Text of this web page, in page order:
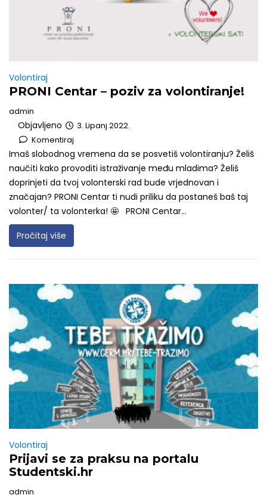
Volontiraj
PRONI Centar – poziv za volontiranje!
admin
Objavljeno
3. Lipanj 2022.
Komentiraj
Imaš slobodnog vremena da se posvetiš volontiranju? Želiš
naučiti kako provoditi istraživanje među mladima? Želiš
doprinjeti da tvoj volonterski rad bude vrjednovan i
značajan? PRONI Centar ti nudi priliku da postaneš baš taj
volonter/ ta volonterka! 🤩 PRONI Centar...
Pročitaj više
Volontiraj
Prijavi se za praksu na portalu
Studentski.hr
admin